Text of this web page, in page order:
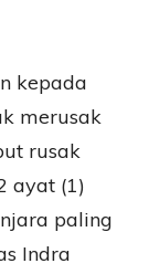
kepada
merusak
rusak
ayat (1)
paling
Indra